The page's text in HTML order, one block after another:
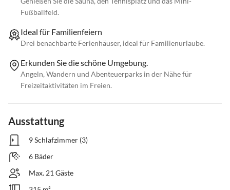
Fußballfeld.
Ideal für Familienfeiern
Drei benachbarte Ferienhäuser, ideal für Familienurlaube.
Erkunden Sie die schöne Umgebung.
Angeln, Wandern und Abenteuerparks in der Nähe für
Freizeitaktivitäten im Freien.
Ausstattung
9 Schlafzimmer (3)
6 Bäder
Max. 21 Gäste